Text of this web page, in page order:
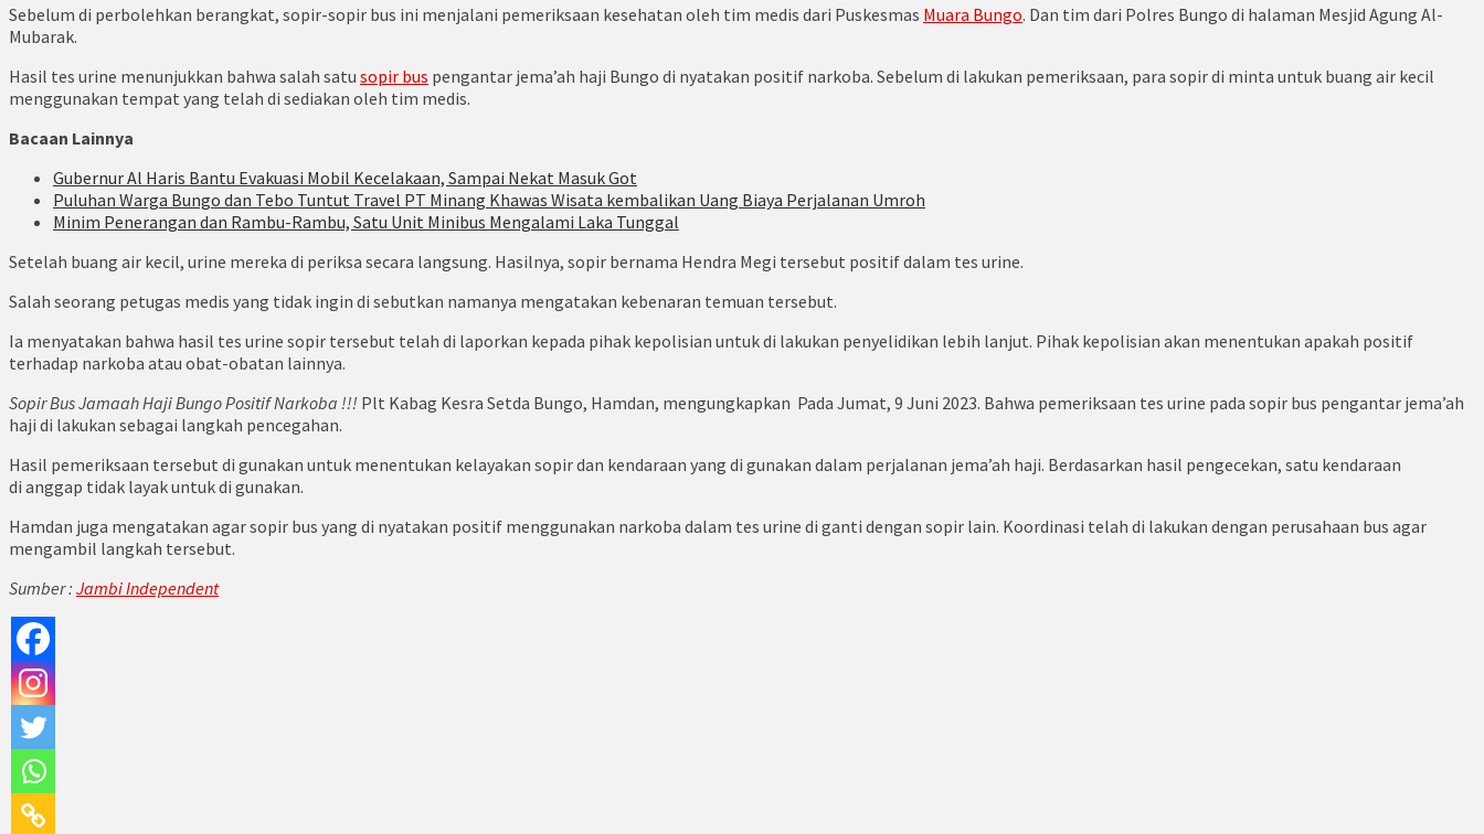
Sebelum di perbolehkan berangkat, sopir-sopir bus ini menjalani pemeriksaan kesehatan oleh tim medis dari Puskesmas Muara Bungo. Dan tim dari Polres Bungo di halaman Mesjid Agung Al-
Mubarak.
Hasil tes urine menunjukkan bahwa salah satu sopir bus pengantar jema’ah haji Bungo di nyatakan positif narkoba. Sebelum di lakukan pemeriksaan, para sopir di minta untuk buang air kecil
menggunakan tempat yang telah di sediakan oleh tim medis.
Bacaan Lainnya
Gubernur Al Haris Bantu Evakuasi Mobil Kecelakaan, Sampai Nekat Masuk Got
Puluhan Warga Bungo dan Tebo Tuntut Travel PT Minang Khawas Wisata kembalikan Uang Biaya Perjalanan Umroh
Minim Penerangan dan Rambu-Rambu, Satu Unit Minibus Mengalami Laka Tunggal
Setelah buang air kecil, urine mereka di periksa secara langsung. Hasilnya, sopir bernama Hendra Megi tersebut positif dalam tes urine.
Salah seorang petugas medis yang tidak ingin di sebutkan namanya mengatakan kebenaran temuan tersebut.
Ia menyatakan bahwa hasil tes urine sopir tersebut telah di laporkan kepada pihak kepolisian untuk di lakukan penyelidikan lebih lanjut. Pihak kepolisian akan menentukan apakah positif
terhadap narkoba atau obat-obatan lainnya.
Sopir Bus Jamaah Haji Bungo Positif Narkoba !!! Plt Kabag Kesra Setda Bungo, Hamdan, mengungkapkan Pada Jumat, 9 Juni 2023. Bahwa pemeriksaan tes urine pada sopir bus pengantar jema’ah
haji di lakukan sebagai langkah pencegahan.
Hasil pemeriksaan tersebut di gunakan untuk menentukan kelayakan sopir dan kendaraan yang di gunakan dalam perjalanan jema’ah haji. Berdasarkan hasil pengecekan, satu kendaraan
di anggap tidak layak untuk di gunakan.
Hamdan juga mengatakan agar sopir bus yang di nyatakan positif menggunakan narkoba dalam tes urine di ganti dengan sopir lain. Koordinasi telah di lakukan dengan perusahaan bus agar
mengambil langkah tersebut.
Sumber : Jambi Independent